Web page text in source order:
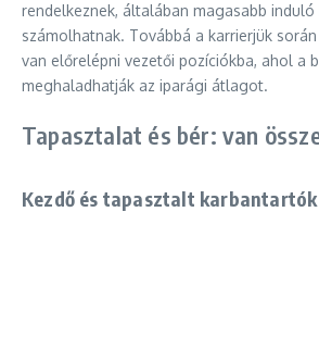
rendelkeznek, általában magasabb induló
számolhatnak. Továbbá a karrierjük
van előrelépni vezetői pozíciókba, ahol a
meghaladhatják az iparági átlagot.
Tapasztalat és bér: van
Kezdő és tapasztalt